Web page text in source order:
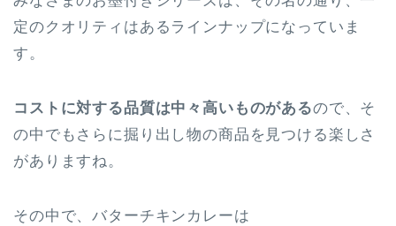
定のクオリティはあるラインナップになっていま
す。
コストに対する品質は中々高いものがあるので、そ
の中でもさらに掘り出し物の商品を見つける楽しさ
がありますね。
その中で、バターチキンカレーは